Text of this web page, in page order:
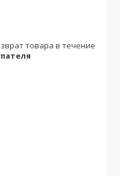
товара в течение